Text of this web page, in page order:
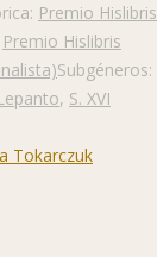
Premio Hislibris
Premio Hislibris
Subgéneros:
, S. XVI